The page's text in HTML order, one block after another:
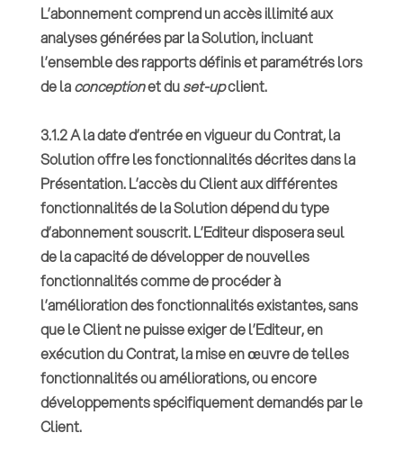
L’abonnement comprend un accès illimité aux
analyses générées par la Solution, incluant
l’ensemble des rapports définis et paramétrés lors
de laconceptionet duset-upclient.
3.1.2 A la date d’entrée en vigueur du Contrat, la
Solution offre les fonctionnalités décrites dans la
Présentation. L’accès du Client aux différentes
fonctionnalités de la Solution dépend du type
d’abonnement souscrit. L’Editeur disposera seul
de la capacité de développer de nouvelles
fonctionnalités comme de procéder à
l’amélioration des fonctionnalités existantes, sans
que le Client ne puisse exiger de l’Editeur, en
exécution du Contrat, la mise en œuvre de telles
fonctionnalités ou améliorations, ou encore
développements spécifiquement demandés par le
Client.